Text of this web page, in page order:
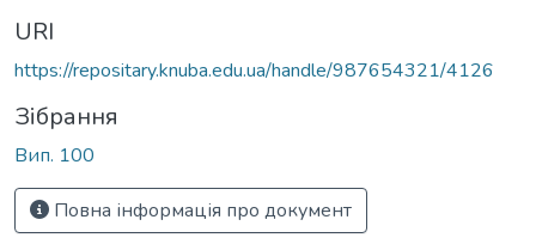
URI
https://repositary.knuba.edu.ua/handle/987654321/4126
Зібрання
Вип. 100
Повна інформація про документ